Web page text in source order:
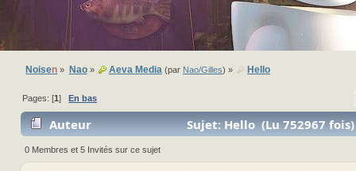
Noisen » Nao» Aeva Media (par Nao/Gilles) » Hello
Pages: [1]En bas
Auteur Sujet: Hello (Lu 752967 fois)
0 Membres et 5 Invités sur ce sujet